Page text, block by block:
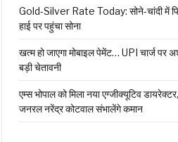
Gold-Silver Rate Today: सोने-चांदी में
हाई पर पहुंचा सोना
खत्म हो जाएगा मोबाइल पेमेंट… UPI चार्ज पर
बड़ी चेतावनी
एम्स भोपाल को मिला नया एग्जीक्यूटिव
जनरल नरेंद्र कोटवाल संभालेंगे कमान